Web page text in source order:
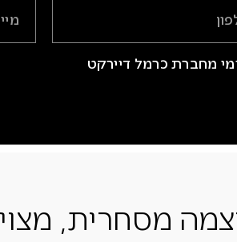
מחברת כרמל דיירקט
מסחרית,